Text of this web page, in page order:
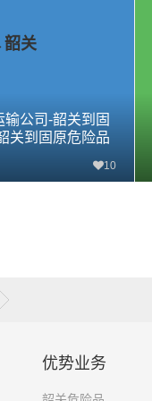
关
公司-韶关到固
关到固原危险品
10
优势业务